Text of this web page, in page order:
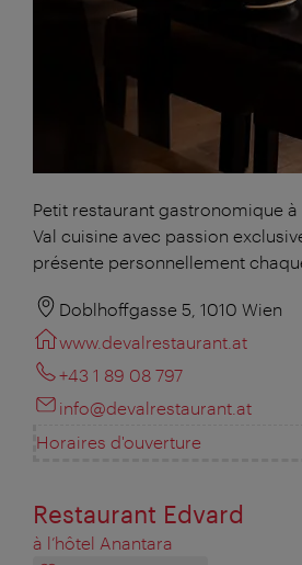
Petit restaurant gastronomique
Val cuisine avec passion
présente personnellement
Doblhoffgasse 5, 1010 Wien
www.devalrestaurant.at
+43 1 89 08 797
info@devalrestaurant.at
Horaires d'ouverture
Restaurant Edvard
à l’hôtel Anantara